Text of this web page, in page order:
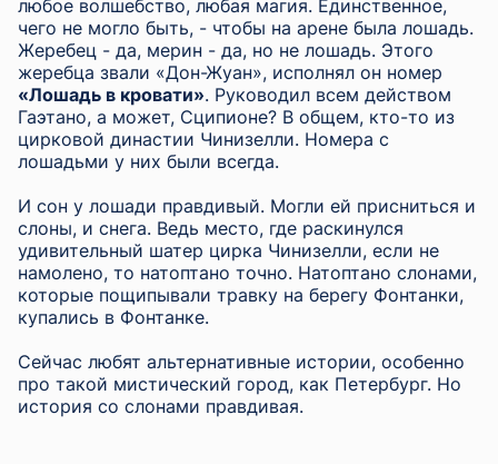
любое волшебство, любая магия. Единственное,
чего не могло быть, - чтобы на арене была лошадь.
Жеребец - да, мерин - да, но не лошадь. Этого
жеребца звали «Дон-Жуан», исполнял он номер
«Лошадь в кровати». Руководил всем действом
Гаэтано, а может, Сципионе? В общем, кто-то из
цирковой династии Чинизелли. Номера с
лошадьми у них были всегда.
И сон у лошади правдивый. Могли ей присниться и
слоны, и снега. Ведь место, где раскинулся
удивительный шатер цирка Чинизелли, если не
намолено, то натоптано точно. Натоптано слонами,
которые пощипывали травку на берегу Фонтанки,
купались в Фонтанке.
Сейчас любят альтернативные истории, особенно
про такой мистический город, как Петербург. Но
история со слонами правдивая.